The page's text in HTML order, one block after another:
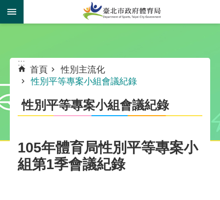
跳到主要內容區塊
:::
首頁
性別主流化
性別平等專案小組會議紀錄
性別平等專案小組會議紀錄
105年體育局性別平等專案小
組第1季會議紀錄